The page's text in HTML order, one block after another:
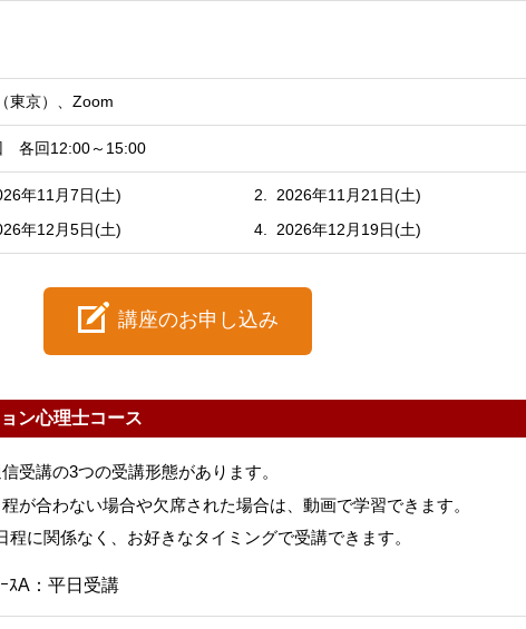
東京）、Zoom
各回12:00～15:00
年11月7日(土)
2026年11月21日(土)
年12月5日(土)
2026年12月19日(土)
講座のお申し込み
ン心理士コース
受講の3つの受講形態があります。
が合わない場合や欠席された場合は、動画で学習できます。
に関係なく、お好きなタイミングで受講できます。
ｽA：平日受講